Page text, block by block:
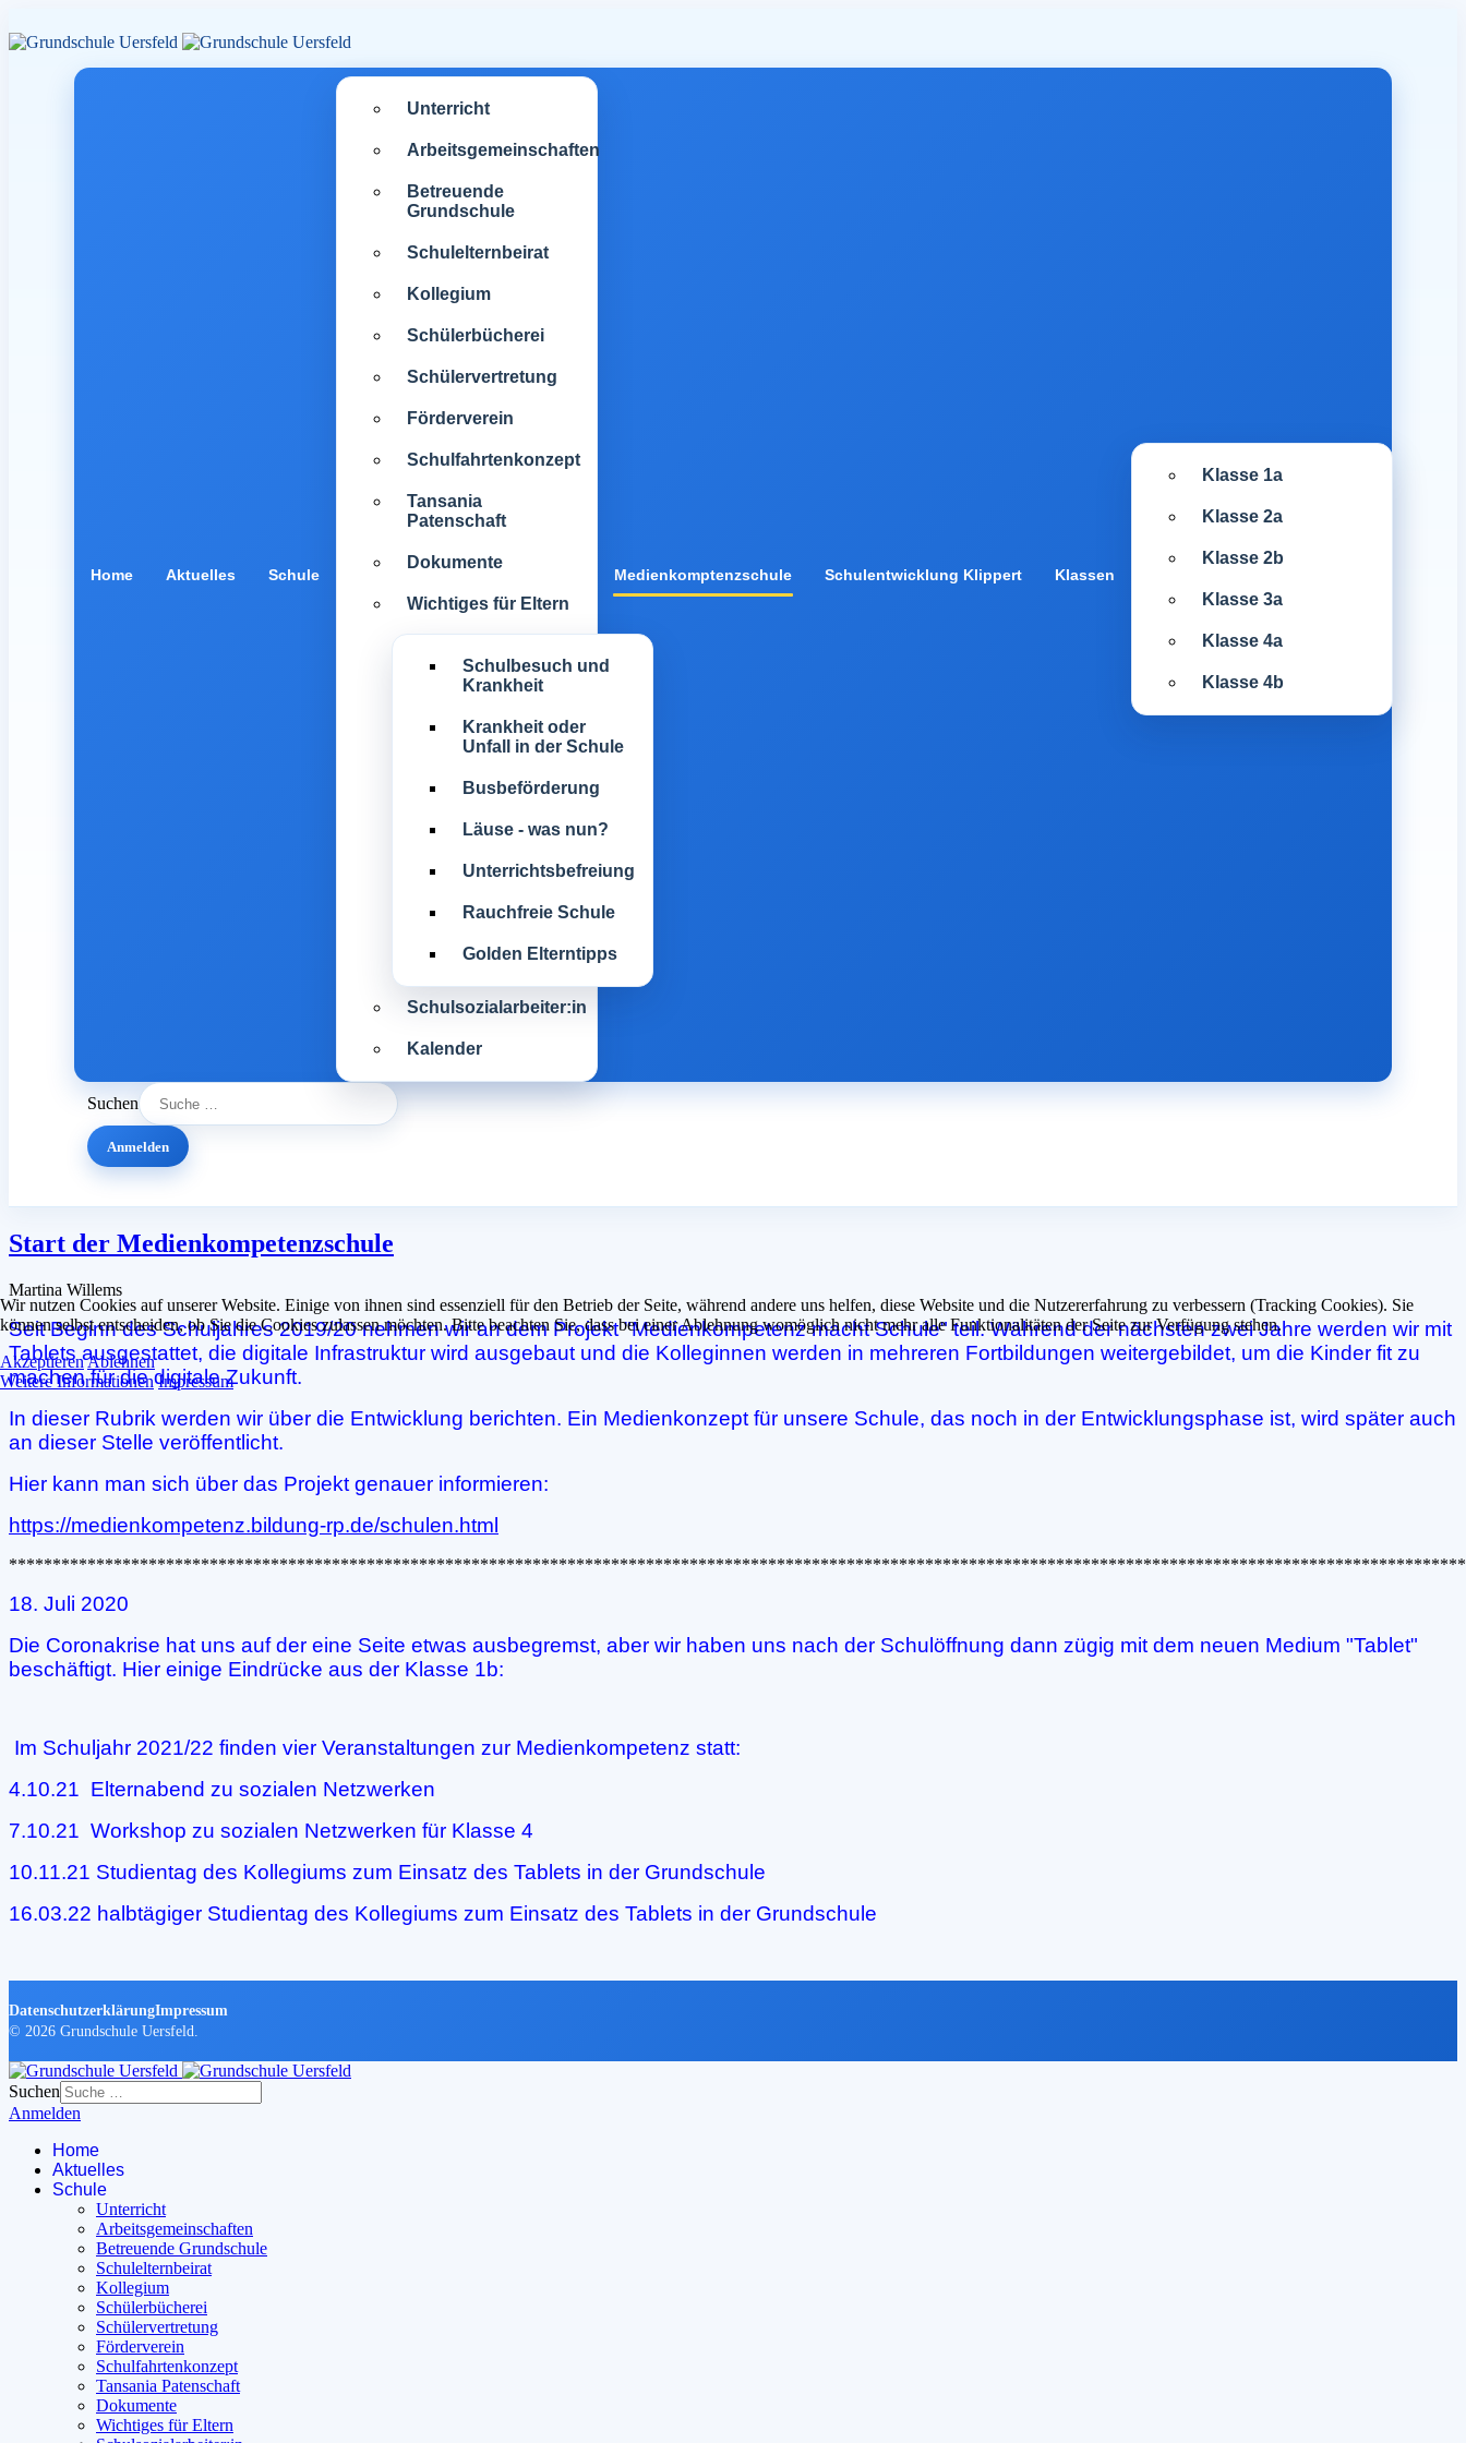
Home Aktuelles Schule
Unterricht
Arbeitsgemeinschaften
Betreuende
Grundschule
Schulelternbeirat
Kollegium
Schülerbücherei
Schülervertretung
Förderverein
Schulfahrtenkonzept
Tansania
Patenschaft
Dokumente
Wichtiges für Eltern
Schulbesuch und
Krankheit
Krankheit oder
Unfall in der Schule
Busbeförderung
Läuse - was nun?
Unterrichtsbefreiung
Rauchfreie Schule
Golden Elterntipps
Schulsozialarbeiter:in
Kalender
Medienkomptenzschule Schulentwicklung Klippert Klassen
Klasse 1a
Klasse 2a
Klasse 2b
Klasse 3a
Klasse 4a
Klasse 4b
Suchen
Anmelden
Start der Medienkompetenzschule
Martina Willems
Seit Beginn des Schuljahres 2019/20 nehmen wir an dem Projekt "Medienkompetenz macht Schule" teil. Während der nächsten zwei Jahre werden wir mit
Tablets ausgestattet, die digitale Infrastruktur wird ausgebaut und die Kolleginnen werden in mehreren Fortbildungen weitergebildet, um die Kinder fit zu
machen für die digitale Zukunft.
In dieser Rubrik werden wir über die Entwicklung berichten. Ein Medienkonzept für unsere Schule, das noch in der Entwicklungsphase ist, wird später auch
an dieser Stelle veröffentlicht.
Hier kann man sich über das Projekt genauer informieren:
https://medienkompetenz.bildung-rp.de/schulen.html
18. Juli 2020
Die Coronakrise hat uns auf der eine Seite etwas ausbegremst, aber wir haben uns nach der Schulöffnung dann zügig mit dem neuen Medium "Tablet"
beschäftigt. Hier einige Eindrücke aus der Klasse 1b:
Im Schuljahr 2021/22 finden vier Veranstaltungen zur Medienkompetenz statt:
4.10.21 Elternabend zu sozialen Netzwerken
7.10.21 Workshop zu sozialen Netzwerken für Klasse 4
10.11.21 Studientag des Kollegiums zum Einsatz des Tablets in der Grundschule
16.03.22 halbtägiger Studientag des Kollegiums zum Einsatz des Tablets in der Grundschule
DatenschutzerklärungImpressum
© 2026 Grundschule Uersfeld.
Suchen
Anmelden
Home
Aktuelles
Schule
Unterricht
Arbeitsgemeinschaften
Betreuende Grundschule
Schulelternbeirat
Kollegium
Schülerbücherei
Schülervertretung
Förderverein
Schulfahrtenkonzept
Tansania Patenschaft
Dokumente
Wichtiges für Eltern
Wir nutzen Cookies auf unserer Website. Einige von ihnen sind essenziell für den Betrieb der Seite, während andere uns helfen, diese Website und die Nutzererfahrung zu verbessern (Tracking Cookies). Sie
können selbst entscheiden, ob Sie die Cookies zulassen möchten. Bitte beachten Sie, dass bei einer Ablehnung womöglich nicht mehr alle Funktionalitäten der Seite zur Verfügung stehen.
AkzeptierenAblehnen
Weitere Informationen Impressum